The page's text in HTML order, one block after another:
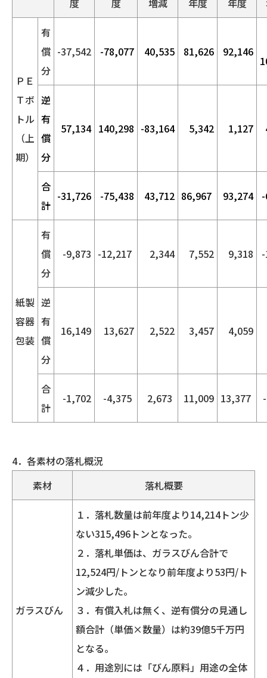
度 度 増減 年度 年度
ＰＥ
Ｔボ
トル
（上
期）
有
償
分
-37,542 -78,077 40,535 81,626 92,146
逆
有
償
分
57,134 140,298 -83,164 5,342 1,127
合
計
-31,726 -75,438 43,712 86,967 93,274 -
紙製
容器
包装
有
償
分
-9,873 -12,217 2,344 7,552 9,318 -
逆
有
償
分
16,149 13,627 2,522 3,457 4,059
合
計
-1,702 -4,375 2,673 11,009 13,377
4．各素材の落札概況
素材
落札概要
ガラスびん
１．落札数量は前年度より14,214トン少
ない315,496トンとなった。
２．落札単価は、ガラスびん合計で
12,524円/トンとなり前年度より53円/ト
ン減少した。
３．有償入札は無く、逆有償分の見通し
額合計（単価×数量）は約39億5千万円
となる。
４．用途別には「びん原料」用途の全体